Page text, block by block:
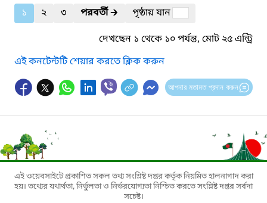
১ ২ ৩ পরবর্তী🡲
পৃষ্ঠায় যান
দেখছেন ১ থেকে ১০ পর্যন্ত, মোট ২৫ এন্ট্রি
এই কনটেন্টটি শেয়ার করতে ক্লিক করুন
আপনার মতামত প্রদান করুন
এই ওয়েবসাইটে প্রকাশিত সকল তথ্য সংশ্লিষ্ট দপ্তর কর্তৃক নিয়মিত হালনাগাদ করা
হয়। তথ্যের যথার্থতা, নির্ভুলতা ও নির্ভরযোগ্যতা নিশ্চিত করতে সংশ্লিষ্ট দপ্তর সর্বদা
সচেষ্ট।